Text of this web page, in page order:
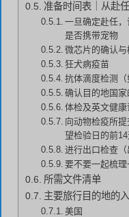
准备时间表｜从赴
一旦确定赴任
是否携带宠物
微芯片的确认与
狂犬病疫苗
抗体滴度检测（
确认目的地国
体检及英文健
向动物检疫所
望检验日的前14
进行出口检查
要不要一起梳理
所需文件清单
主要旅行目的地的
美国